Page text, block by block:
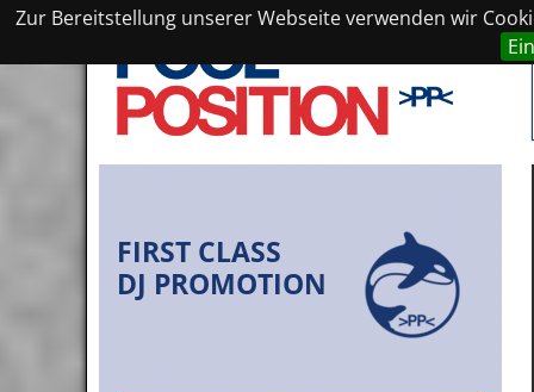
Zur Bereitstellung unserer Webseite verwenden wir
FIRST CLASS
DJ PROMOTION